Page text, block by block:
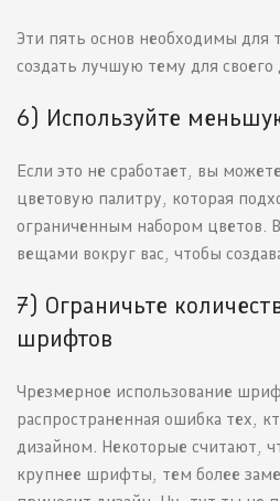
Эти пять основ необходимы для
создать лучшую тему для своего
6) Используйте
Если это не сработает, вы
цветовую палитру, которая
ограниченным набором цветов.
вещами вокруг вас, чтобы
7) Ограничьте
шрифтов
Чрезмерное использование
распространенная ошибка тех,
дизайном. Некоторые считают,
крупнее шрифты, тем более